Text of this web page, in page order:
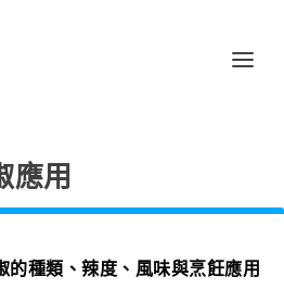
應用
的種類、辣度、風味與烹飪應用